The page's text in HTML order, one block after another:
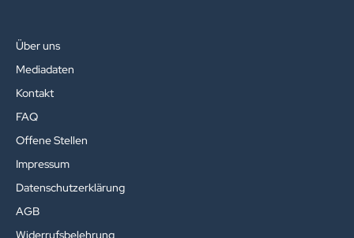
Über uns
Mediadaten
Kontakt
FAQ
Offene Stellen
Impressum
Datenschutzerklärung
AGB
Widerrufsbelehrung